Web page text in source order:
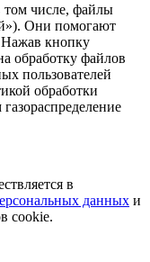
том числе, файлы
Они помогают
Нажав кнопку
обработку файлов
пользователей
обработки
в
данных и
cookie.